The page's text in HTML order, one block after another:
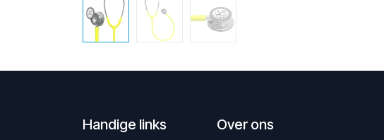
Handige links Over ons